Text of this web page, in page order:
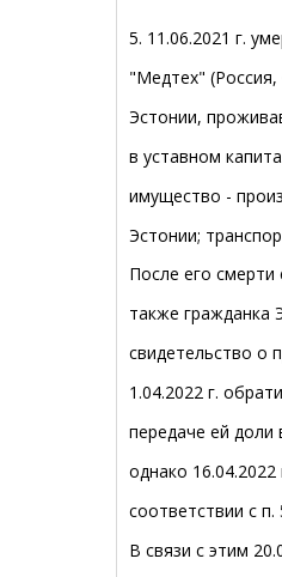
5. 11.06.2021 г.
"Медтех" (Россия,
Эстонии,
в уставном
имущество -
Эстонии;
После его смерти
также гражданка
свидетельство о
1.04.2022 г.
передаче ей доли
однако
соответствии с
В связи с этим